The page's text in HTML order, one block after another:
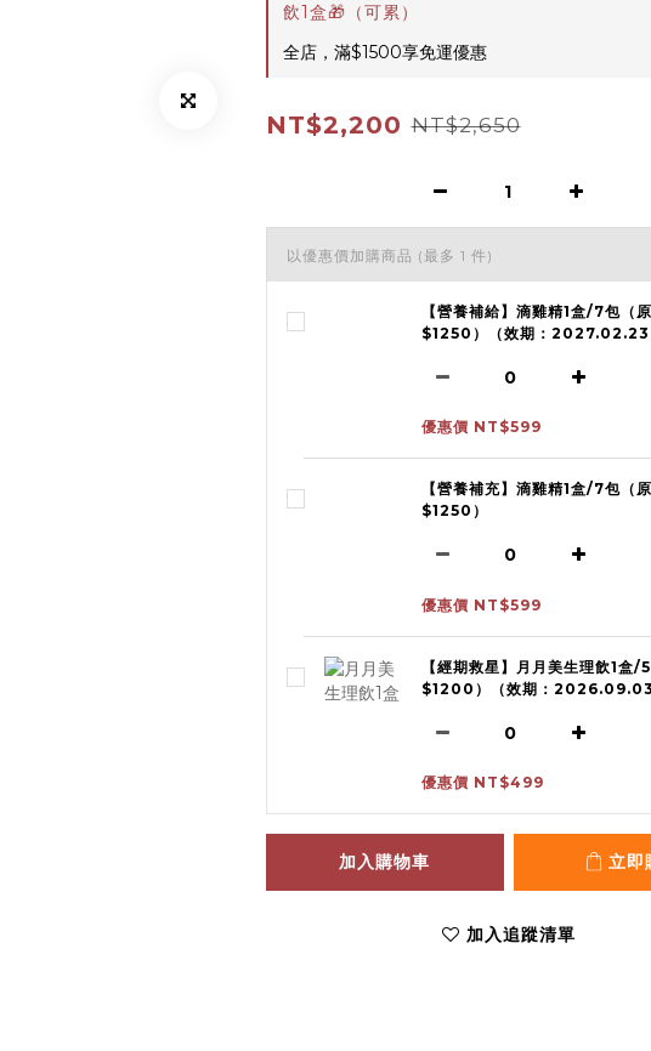
飲1盒🎁（可累）
全店，滿$1500享免運優惠
NT$2,200 NT$2,650
以優惠價加購商品 (最多 1 件)
【營養補給】滴雞精1盒/7包（
$1250）（效期：2027.02.23
優惠價 NT$599
【營養補充】滴雞精1盒/7包（
$1250）
優惠價 NT$599
【經期救星】月月美生理飲1盒/
$1200）（效期：2026.09.03
優惠價 NT$499
加入購物車 立即
加入追蹤清單